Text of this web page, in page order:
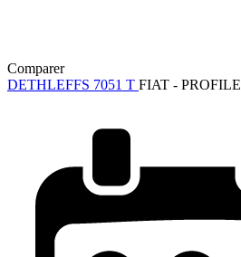
Comparer
DETHLEFFS 7051 T FIAT - PROFILE